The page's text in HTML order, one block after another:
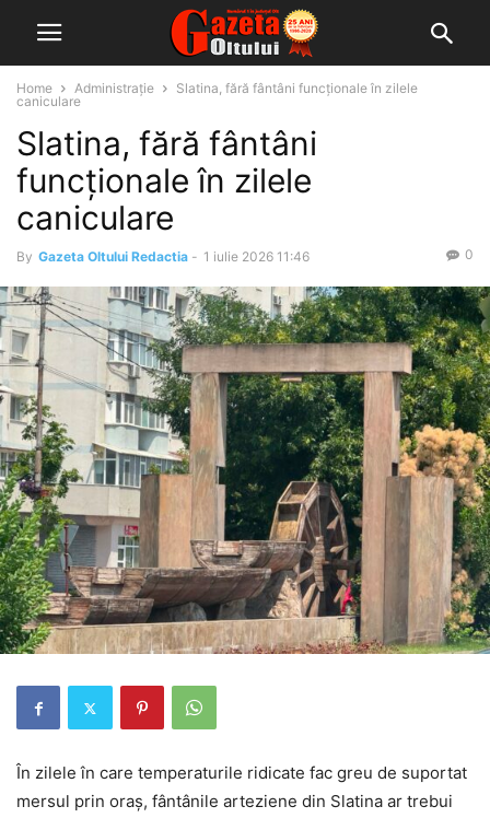
Home Administrație
Slatina, fără fântâni funcționale în zilele
caniculare
Slatina, fără fântâni
funcționale în zilele
caniculare
By Gazeta Oltului Redactia - 1 iulie 2026 11:46 0
În zilele în care temperaturile ridicate fac greu de suportat
mersul prin oraș, fântânile arteziene din Slatina ar trebui